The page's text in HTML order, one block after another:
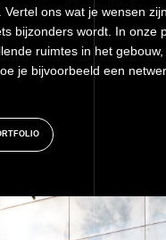
Vertel ons wat je wensen
bijzonders wordt. In onze
ruimtes in het
je bijvoorbeeld een